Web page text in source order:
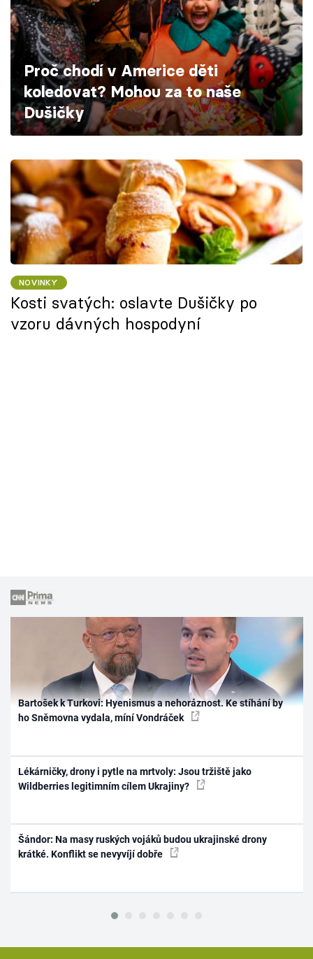
Škola vaření
Recepty z TV
Speciál: Cuketa
Těhotnej kuchař
Přihlášení
Sledujte nás
Proč chodí v Americe děti
koledovat? Mohou za to naše
Dušičky
NOVINKY
Kosti svatých: oslavte Dušičky po
vzoru dávných hospodyní
Bartošek k Turkovi: Hyenismus a nehoráznost. Ke stíhání by
ho Sněmovna vydala, míní Vondráček
Lékárničky, drony i pytle na mrtvoly: Jsou tržiště jako
Wildberries legitimním cílem Ukrajiny?
Šándor: Na masy ruských vojáků budou ukrajinské drony
krátké. Konflikt se nevyvíjí dobře